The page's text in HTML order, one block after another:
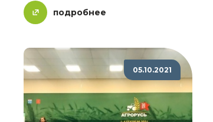
подробнее
05.10.2021